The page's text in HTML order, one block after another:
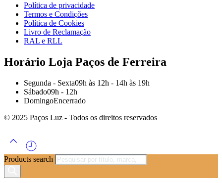
Política de privacidade
Termos e Condições
Política de Cookies
Livro de Reclamação
RAL e RLL
Horário Loja Paços de Ferreira
Segunda - Sexta09h às 12h - 14h às 19h
Sábado09h - 12h
DomingoEncerrado
© 2025 Paços Luz - Todos os direitos reservados
Products search